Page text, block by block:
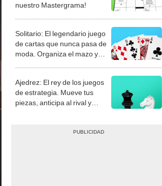
nuestro Mastergrama!
Solitario: El legendario juego
de cartas que nunca pasa de
moda. Organiza el mazo y
Ajedrez: El rey de los juegos
de estrategia. Mueve tus
piezas, anticipa al rival y